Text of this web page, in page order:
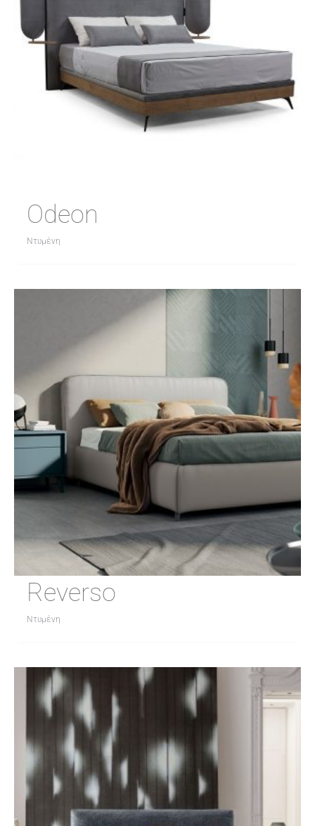
Odeon
Ντυμένη
Reverso
Ντυμένη